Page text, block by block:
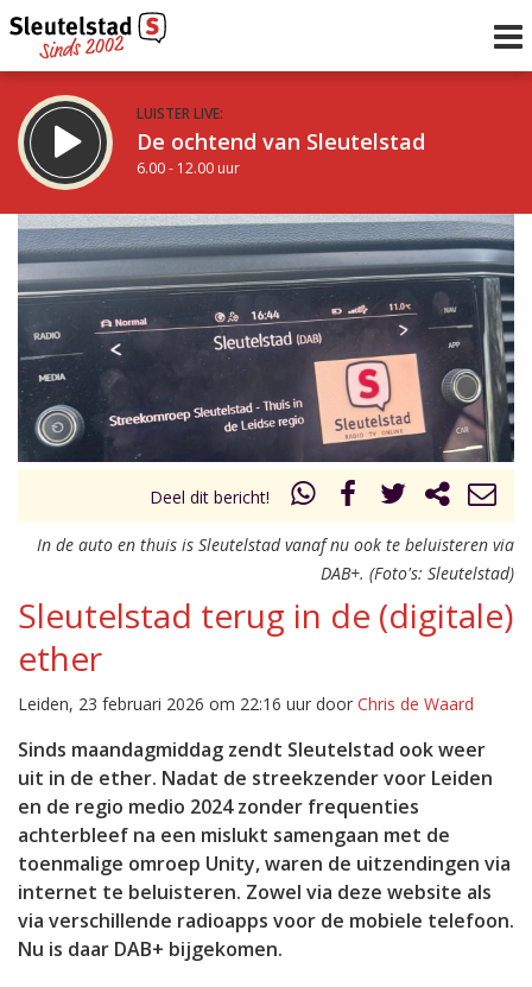
LUISTER LIVE:
De ochtend van Sleutelstad
6.00 - 12.00 uur
STRAKS:
De middag van Sleutelstad
12.00 - 19.00 uur
Vorig uur
uur 1 van 0 Volgend uur
Deel dit bericht!
In de auto en thuis is Sleutelstad vanaf nu ook te beluisteren via
DAB+. (Foto's: Sleutelstad)
Sleutelstad terug in de (digitale)
ether
Leiden, 23 februari 2026 om 22:16 uur door Chris de Waard
Sinds maandagmiddag zendt Sleutelstad ook weer
uit in de ether. Nadat de streekzender voor Leiden
en de regio medio 2024 zonder frequenties
achterbleef na een mislukt samengaan met de
toenmalige omroep Unity, waren de uitzendingen via
internet te beluisteren. Zowel via deze website als
via verschillende radioapps voor de mobiele telefoon.
Nu is daar DAB+ bijgekomen.